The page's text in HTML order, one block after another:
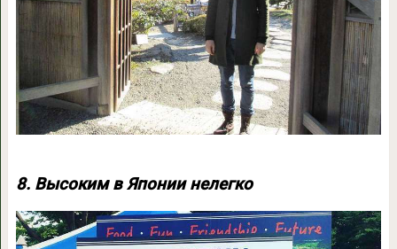
8. Высоким в Японии нелегко